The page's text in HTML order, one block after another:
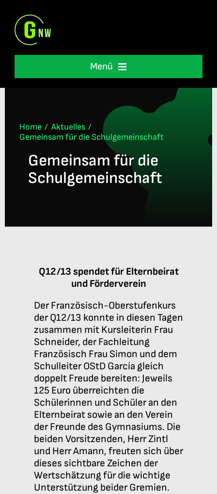
content
Menü
Unterstützung
International
Informationen
Home
Aktuelles
Gemeinsam für die Schulgemeinschaft
Gemeinsam für die
Schulgemeinschaft
Q12/13 spendet für Elternbeirat
und Förderverein
Der Französisch-Oberstufenkurs
der Q12/13 konnte in diesen Tagen
zusammen mit Kursleiterin Frau
Schneider, der Fachleitung
Französisch Frau Simon und dem
Schulleiter OStD García gleich
doppelt Freude bereiten: Jeweils
125 Euro überreichten die
Schülerinnen und Schüler an den
Elternbeirat sowie an den Verein
der Freunde des Gymnasiums. Die
beiden Vorsitzenden, Herr Zintl
und Herr Amann, freuten sich über
dieses sichtbare Zeichen der
Wertschätzung für die wichtige
Unterstützung beider Gremien.